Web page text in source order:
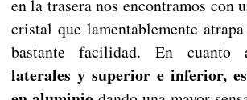
en la trasera nos encontramos con
cristal que lamentablemente
bastante facilidad. En cuanto
laterales y superior e inferior,